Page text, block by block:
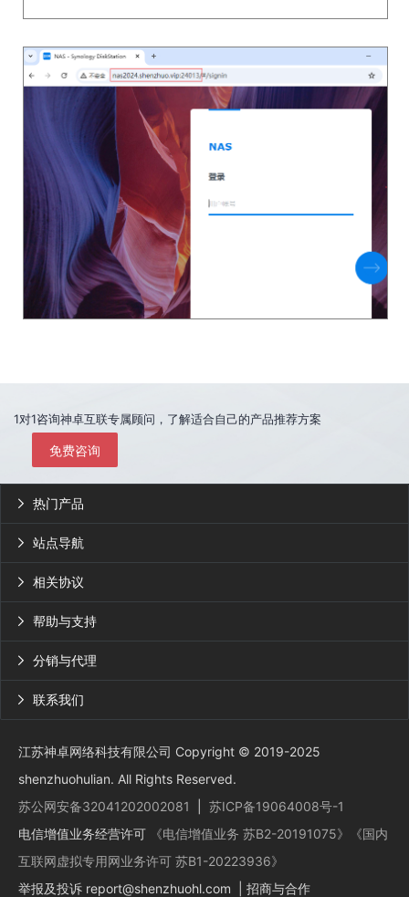
1对1咨询神卓互联专属顾问，了解适合自己的产品推荐方案
免费咨询
热门产品

站点导航

相关协议

帮助与支持

分销与代理

联系我们

江苏神卓网络科技有限公司 Copyright © 2019-2025
shenzhuohulian. All Rights Reserved.
苏公网安备32041202002081
苏ICP备19064008号-1
电信增值业务经营许可
《电信增值业务 苏B2-20191075》
《国内
互联网虚拟专用网业务许可 苏B1-20223936》
举报及投诉 report@shenzhuohl.com | 招商与合作